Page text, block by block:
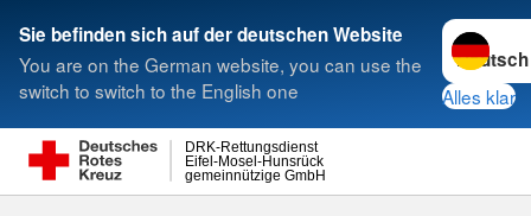
Sie befinden sich auf der deutschen Website
You are on the German website, you can use the
switch to switch to the English one
Sprache
Alles klar
gemeinnützige GmbH
Eifel-Mosel-Hunsrück
DRK-Rettungsdienst
Suche